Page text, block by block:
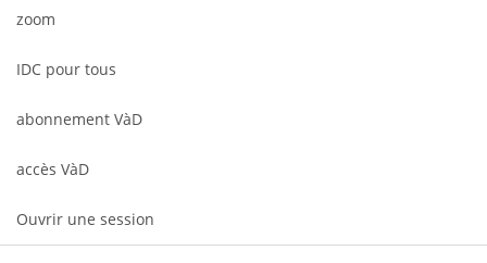
zoom
IDC pour tous
abonnement VàD
accès VàD
Ouvrir une session